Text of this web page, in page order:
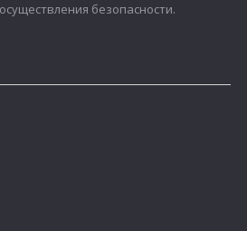
безопасности.